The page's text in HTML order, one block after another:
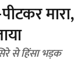
मारा,
से हिंसा भड़क